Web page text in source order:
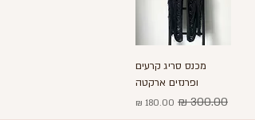
מכנס סריג קרעים
ופרנזים ארקטה
מחיר רגיל מחיר מבצע